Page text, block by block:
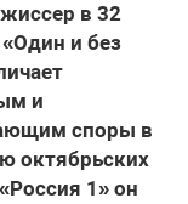
в 32
и без
и
споры в
октябрьских
1» он